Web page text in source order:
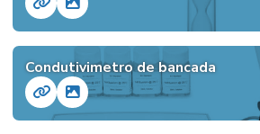
Condutivimetro de bancada